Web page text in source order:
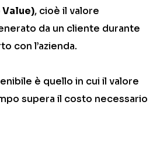
Value), cioè il valore
da un cliente durante
con l’azienda.
è quello in cui il valore
supera il costo necessario